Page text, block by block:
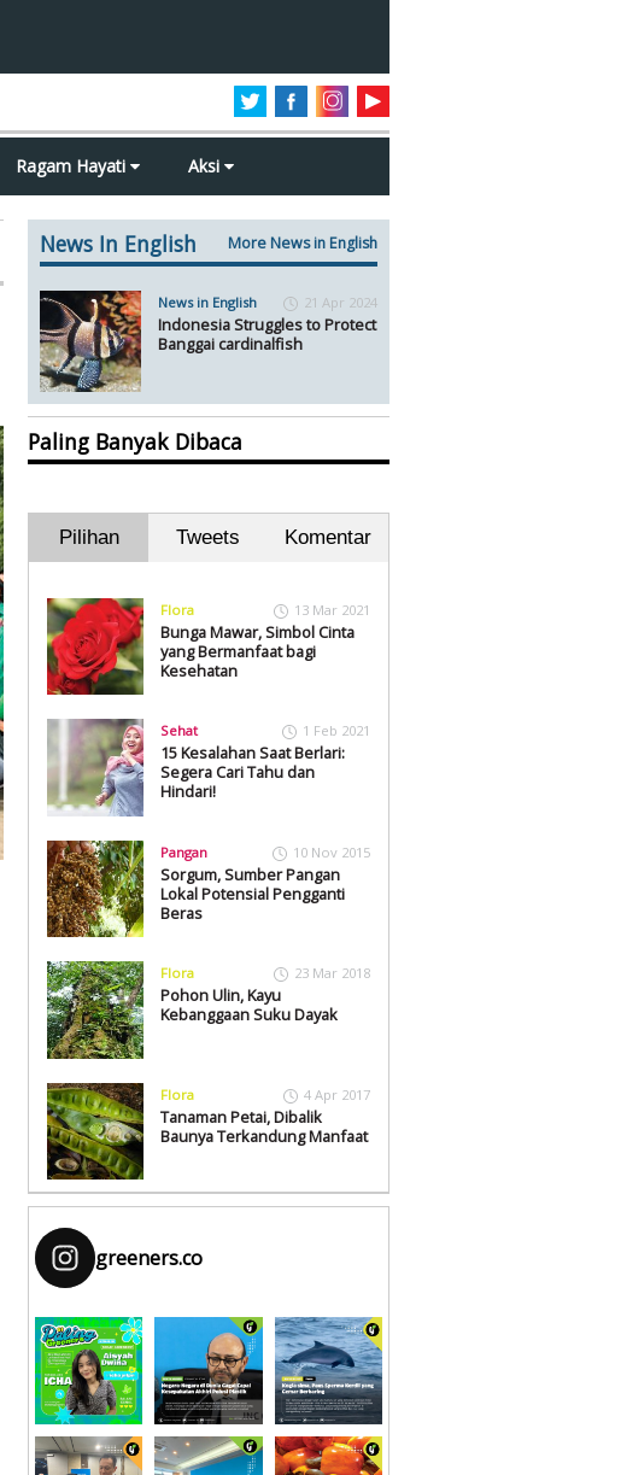
Ragam Hayati Aksi
News In English More News in English
News in English 21 Apr 2024
Indonesia Struggles to Protect
Banggai cardinalfish
Paling Banyak Dibaca
Pilihan Tweets Komentar
Flora 13 Mar 2021
Bunga Mawar, Simbol Cinta
yang Bermanfaat bagi
Kesehatan
Sehat 1 Feb 2021
15 Kesalahan Saat Berlari:
Segera Cari Tahu dan
Hindari!
Pangan 10 Nov 2015
Sorgum, Sumber Pangan
Lokal Potensial Pengganti
Beras
Flora 23 Mar 2018
Pohon Ulin, Kayu
Kebanggaan Suku Dayak
Flora 4 Apr 2017
Tanaman Petai, Dibalik
Baunya Terkandung Manfaat
greeners.co